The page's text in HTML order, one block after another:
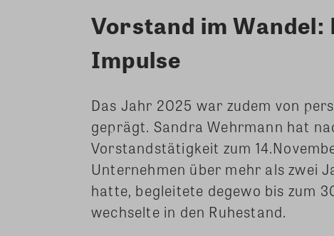
Vorstand im
Impulse
Das Jahr 2025 war zudem von
geprägt. Sandra Wehrmann hat
Vorstandstätigkeit zum
Unternehmen über mehr als zwei
hatte, begleitete degewo bis zum
wechselte in den Ruhestand.